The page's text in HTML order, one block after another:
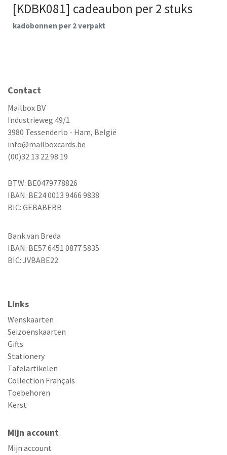
[KDBK081] cadeaubon per 2 stuks
kadobonnen per 2 verpakt
Contact
Mailbox BV
Industrieweg 49/1
3980 Tessenderlo - Ham, België
info@mailboxcards.be
(00)32 13 22 98 19
BTW: BE0479778826
IBAN: BE24 0013 9466 9838
BIC: GEBABEBB
Bank van Breda
IBAN: BE57 6451 0877 5835
BIC: JVBABE22
Links
Wenskaarten
Seizoenskaarten
Gifts
Stationery
Tafelartikelen
Collection Français
Toebehoren
Kerst
Mijn account
Mijn account